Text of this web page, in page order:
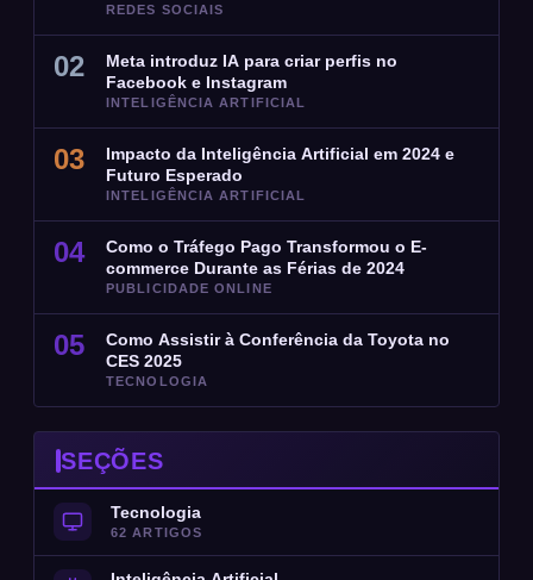
REDES SOCIAIS
02
Meta introduz IA para criar perfis no
Facebook e Instagram
INTELIGÊNCIA ARTIFICIAL
03
Impacto da Inteligência Artificial em 2024 e
Futuro Esperado
INTELIGÊNCIA ARTIFICIAL
04
Como o Tráfego Pago Transformou o E-
commerce Durante as Férias de 2024
PUBLICIDADE ONLINE
05
Como Assistir à Conferência da Toyota no
CES 2025
TECNOLOGIA
SEÇÕES
Tecnologia
62 ARTIGOS